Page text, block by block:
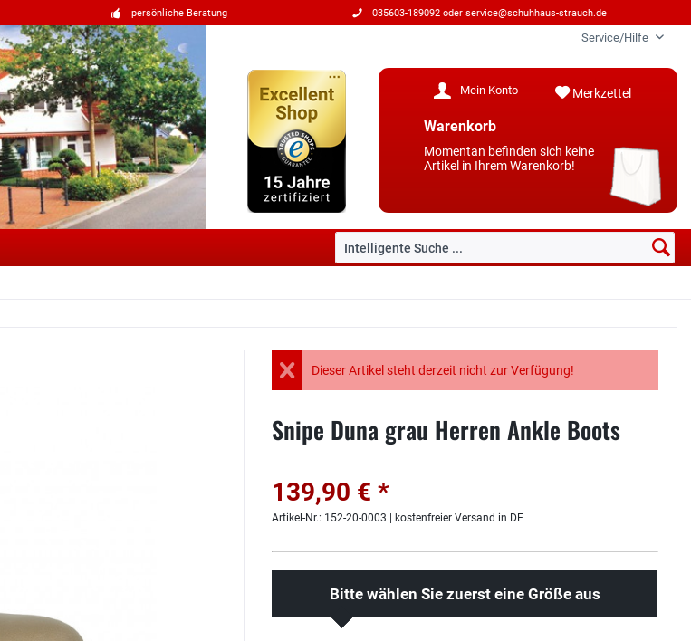
persönliche Beratung 035603-189092 oder service@schuhhaus-strauch.de
Service/Hilfe
Merkzettel
Mein Konto
Warenkorb
Momentan befinden sich keine
Artikel in Ihrem Warenkorb!
Dieser Artikel steht derzeit nicht zur Verfügung!
Snipe Duna grau Herren Ankle Boots
139,90 € *
Artikel-Nr.: 152-20-0003 | kostenfreier Versand in DE
Bitte wählen Sie zuerst eine Größe aus